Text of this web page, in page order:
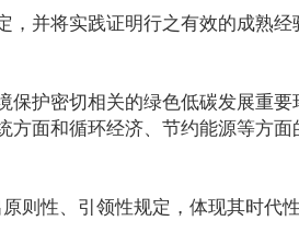
并将实践证明行之有效的成熟经
护密切相关的绿色低碳发展重要
方面和循环经济、节约能源等方面
则性、引领性规定，体现其时代